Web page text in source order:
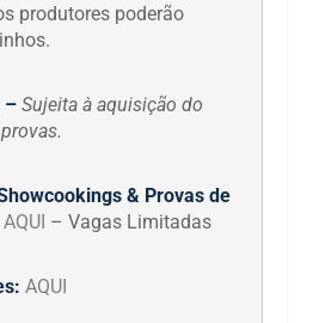
produtores poderão
–Sujeita à aquisição do
& Provas de
AQUI – Vagas Limitadas
AQUI